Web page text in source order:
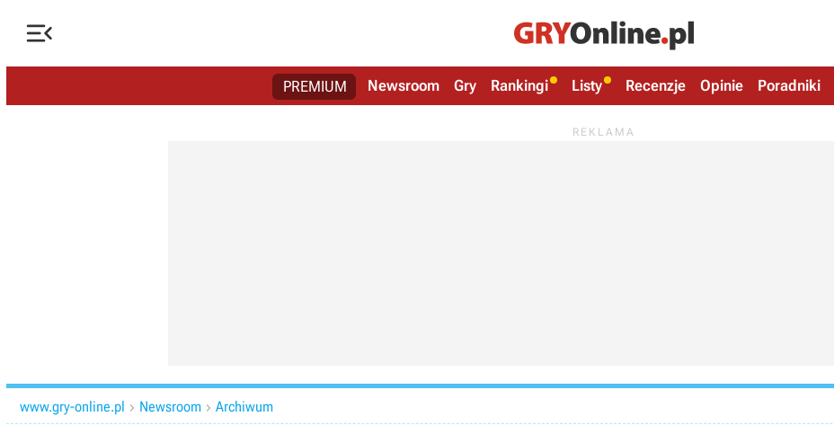

PREMIUM Newsroom Gry Rankingi Listy Recenzje Opinie Poradniki
www.gry-online.pl  Newsroom  Archiwum